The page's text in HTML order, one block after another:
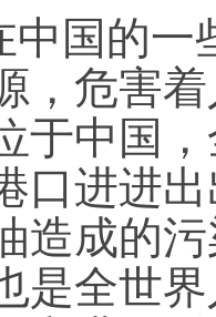
中国的
，危害
于中国
口进进
造成的
是全世